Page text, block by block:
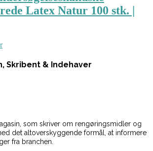
Latex Natur 100 stk. |
Skribent & Indehaver
som skriver om rengøringsmidler og
det altoverskyggende formål, at informere
fra branchen.